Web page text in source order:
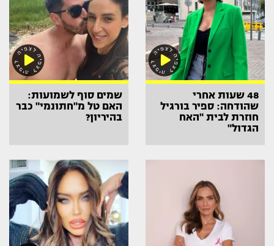
48 שעות אחרי
שהודחה: ספיר בורגיל
חוזרת לבית "האח
הגדול"
שמים סוף לשמועות:
האם טל מ"חתונמי" כבר
בהיריון?